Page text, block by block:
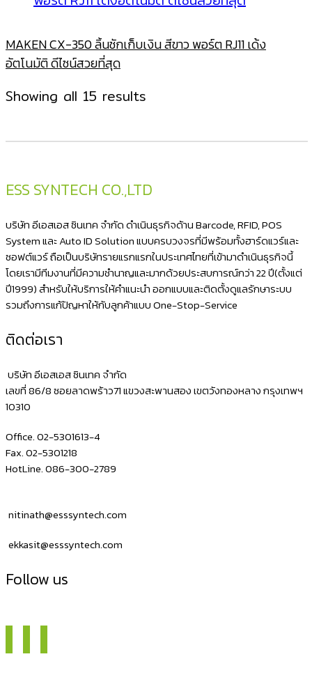
MAKEN CX-350 ลิ้นชักเก็บเงิน สีขาว พอร์ต RJ11 เด้ง
อัตโนมัติ ดีไซน์สวยที่สุด
Showing all 15 results
latest
ESS SYNTECH CO.,LTD
บริษัท อีเอสเอส ซินเทค จำกัด ดำเนินธุรกิจด้าน Barcode, RFID, POS
System และ Auto ID Solution แบบครบวงจรที่มีพร้อมทั้งฮาร์ดแวร์และ
ซอฟต์แวร์ ถือเป็นบริษัทรายแรกแรกในประเทศไทยที่เข้ามาดำเนินธุรกิจนี้
โดยเรามีทีมงานที่มีความชำนาญและมากด้วยประสบการณ์กว่า 22 ปี(ตั้งแต่
ปี1999) สำหรับให้บริการให้คำแนะนำ ออกแบบและติดตั้งดูแลรักษาระบบ
รวมถึงการแก้ปัญหาให้กับลูกค้าแบบ One-Stop-Service
ติดต่อเรา
บริษัท อีเอสเอส ซินเทค จำกัด
เลขที่ 86/8 ซอยลาดพร้าว71 แขวงสะพานสอง เขตวังทองหลาง กรุงเทพฯ
10310
Office. 02-5301613-4
Fax. 02-5301218
HotLine. 086-300-2789
nitinath@esssyntech.com
ekkasit@esssyntech.com
Follow us